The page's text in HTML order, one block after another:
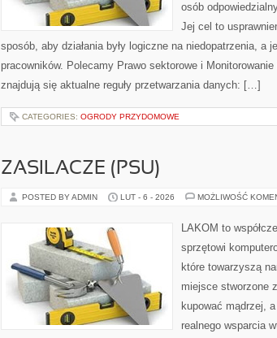
osób
Jej cel to
sposób, aby działania były logiczne na niedopatrzenia, a
pracowników. Polecamy Prawo sektorowe i
znajdują się aktualne reguły przetwarzania danych: […]
CATEGORIES: OGRODY PRZYDOMOWE
ZASILACZE (PSU)
POSTED BY ADMIN LUT - 6 - 2026 MOŻLIWOŚĆ
LAKOM to
sprzętowi
które towarzyszą
miejsce stworzone
kupować mądrzej,
realnego wsparcia